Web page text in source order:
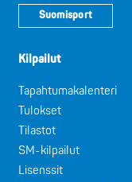
Suomisport
Kilpailut
Tapahtumakalenteri
Tulokset
Tilastot
SM-kilpailut
Lisenssit